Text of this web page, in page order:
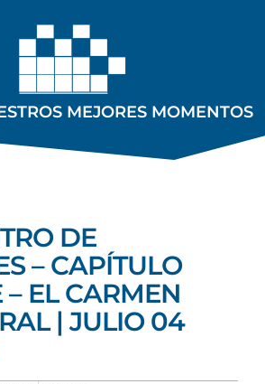
MEJORES MOMENTOS
DE
– CAPÍTULO
– EL CARMEN
| JULIO 04